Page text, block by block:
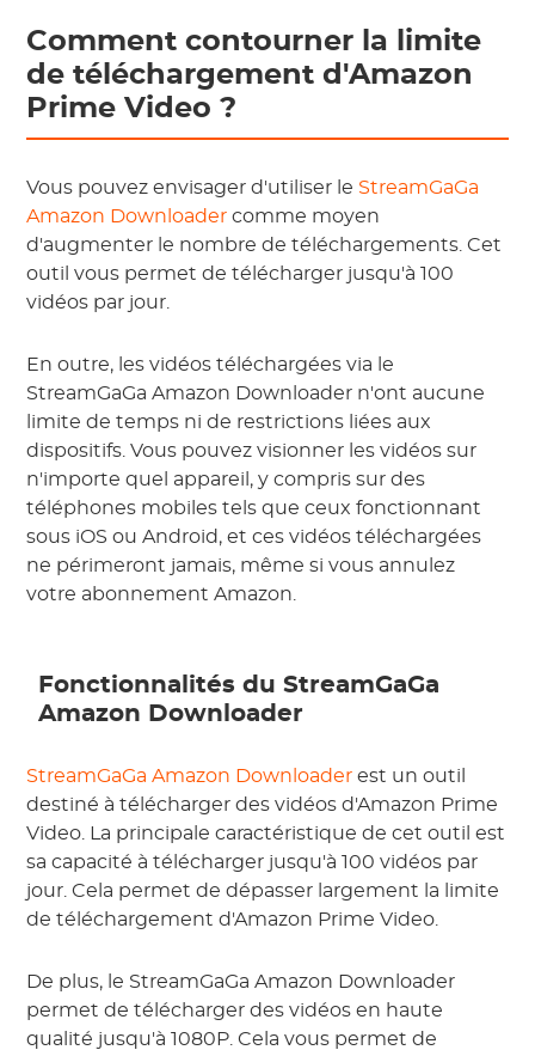
Comment contourner la limite
de téléchargement d'Amazon
Prime Video ?
Vous pouvez envisager d'utiliser le StreamGaGa
Amazon Downloader comme moyen
d'augmenter le nombre de téléchargements. Cet
outil vous permet de télécharger jusqu'à 100
vidéos par jour.
En outre, les vidéos téléchargées via le
StreamGaGa Amazon Downloader n'ont aucune
limite de temps ni de restrictions liées aux
dispositifs. Vous pouvez visionner les vidéos sur
n'importe quel appareil, y compris sur des
téléphones mobiles tels que ceux fonctionnant
sous iOS ou Android, et ces vidéos téléchargées
ne périmeront jamais, même si vous annulez
votre abonnement Amazon.
Fonctionnalités du StreamGaGa
Amazon Downloader
StreamGaGa Amazon Downloader est un outil
destiné à télécharger des vidéos d'Amazon Prime
Video. La principale caractéristique de cet outil est
sa capacité à télécharger jusqu'à 100 vidéos par
jour. Cela permet de dépasser largement la limite
de téléchargement d'Amazon Prime Video.
De plus, le StreamGaGa Amazon Downloader
permet de télécharger des vidéos en haute
qualité jusqu'à 1080P. Cela vous permet de